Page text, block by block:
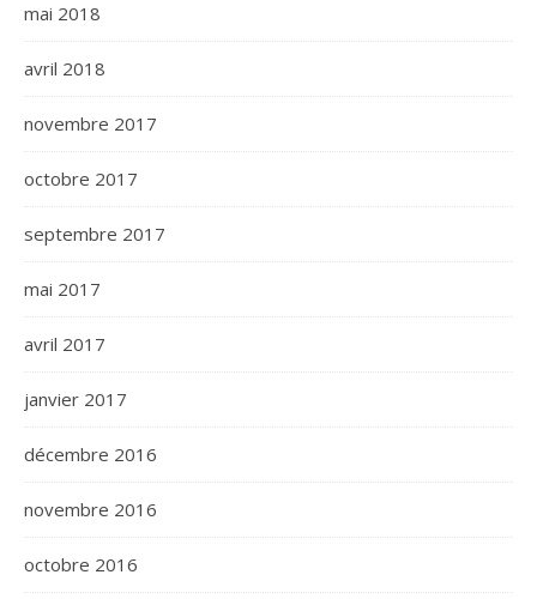
mai 2018
avril 2018
novembre 2017
octobre 2017
septembre 2017
mai 2017
avril 2017
janvier 2017
décembre 2016
novembre 2016
octobre 2016